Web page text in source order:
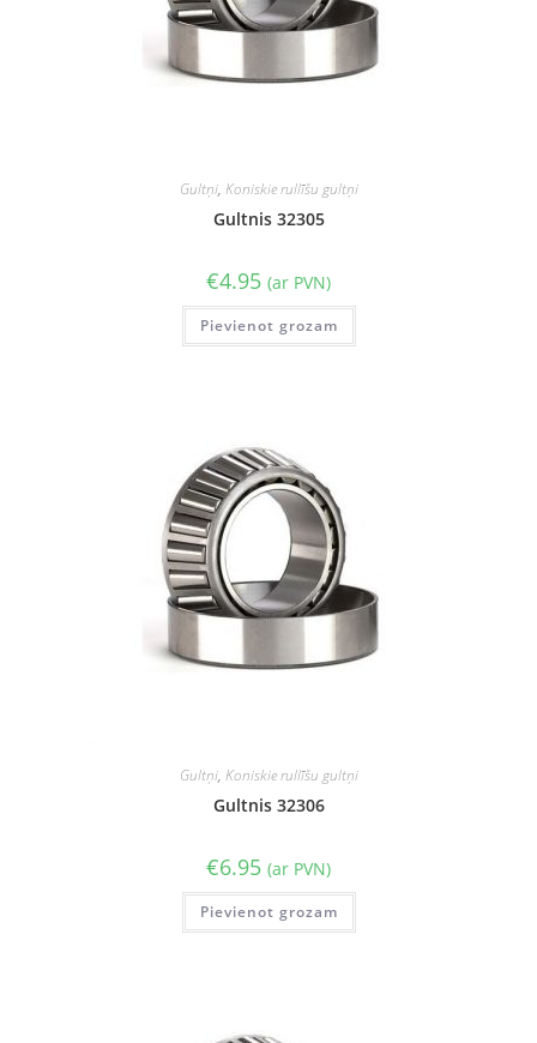
Gultņi, Koniskie rullīšu gultņi
Gultnis 32305
€4.95 (ar PVN)
Pievienot grozam
Gultņi, Koniskie rullīšu gultņi
Gultnis 32306
€6.95 (ar PVN)
Pievienot grozam